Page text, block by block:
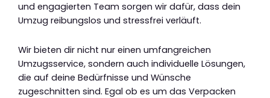
und engagierten Team sorgen wir dafür, dass dein
Umzug reibungslos und stressfrei verläuft.
Wir bieten dir nicht nur einen umfangreichen
Umzugsservice, sondern auch individuelle Lösungen,
die auf deine Bedürfnisse und Wünsche
zugeschnitten sind. Egal ob es um das Verpacken